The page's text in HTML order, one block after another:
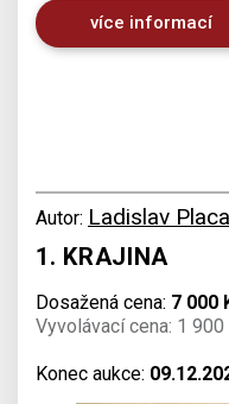
více informací
Autor: Ladislav
1. KRAJINA
Dosažená cena: 7 000
Vyvolávací cena: 1 900
Konec aukce: